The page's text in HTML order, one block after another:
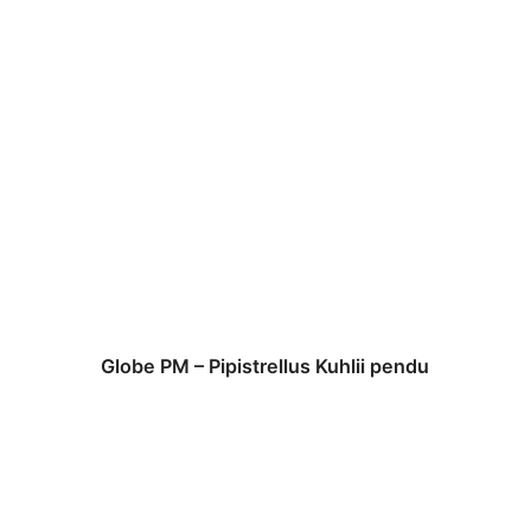
Globe PM – Pipistrellus Kuhlii pendu